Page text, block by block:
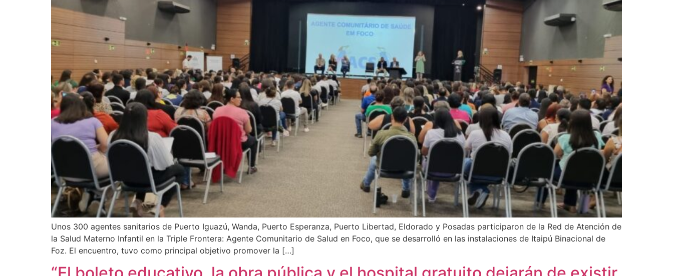
Unos 300 agentes sanitarios de Puerto Iguazú, Wanda, Puerto Esperanza, Puerto Libertad, Eldorado y Posadas participaron de la Red de Atención de
la Salud Materno Infantil en la Triple Frontera: Agente Comunitario de Salud en Foco, que se desarrolló en las instalaciones de Itaipú Binacional de
Foz. El encuentro, tuvo como principal objetivo promover la […]